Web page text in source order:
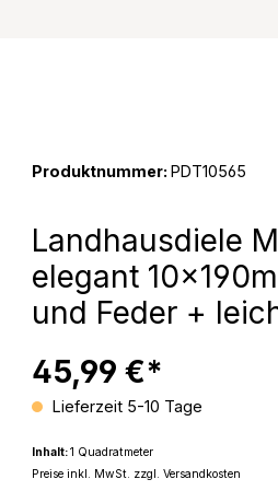
Produktnummer: PDT10565
Landhausdiele
elegant
und Feder +
45,99 €*
Lieferzeit 5-10 Tage
Inhalt:1 Quadratmeter
Preise inkl. MwSt. zzgl. Versandkosten